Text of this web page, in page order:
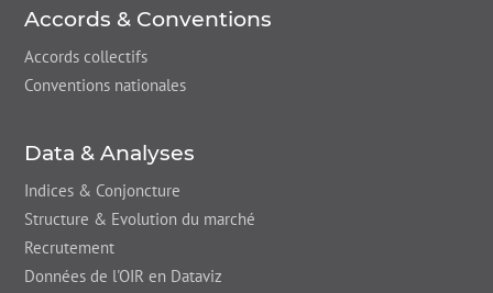
Accords & Conventions
Accords collectifs
Conventions nationales
Data & Analyses
Indices & Conjoncture
Structure & Evolution du marché
Recrutement
Données de l'OIR en Dataviz